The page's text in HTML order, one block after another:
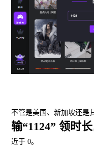
不管是美国、新加坡还是
输“1124” 领时长
近于 0。